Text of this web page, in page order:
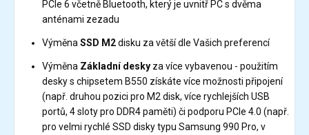
PCIe 6 včetně Bluetooth, který je uvnitř PC s dvěma
anténami zezadu
Výměna SSD M2disku za větší dle Vašich preferencí
Výměna Základní desky za více vybavenou - použitím
desky s chipsetem B550 získáte více možnosti připojení
(např. druhou pozici pro M2 disk, více rychlejších USB
portů, 4 sloty pro DDR4 paměti) či podporu PCIe 4.0 (např.
pro velmi rychlé SSD disky typu Samsung 990 Pro, v